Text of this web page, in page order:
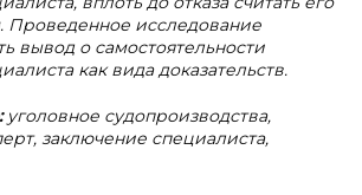
Проведенное исследование
вывод о самостоятельности
как вида доказательств.
уголовное судопроизводства,
заключение специалиста,